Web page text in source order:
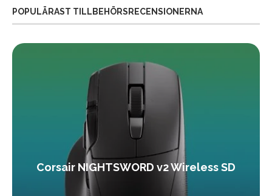
POPULÄRAST TILLBEHÖRSRECENSIONERNA
Corsair NIGHTSWORD v2 Wireless SD